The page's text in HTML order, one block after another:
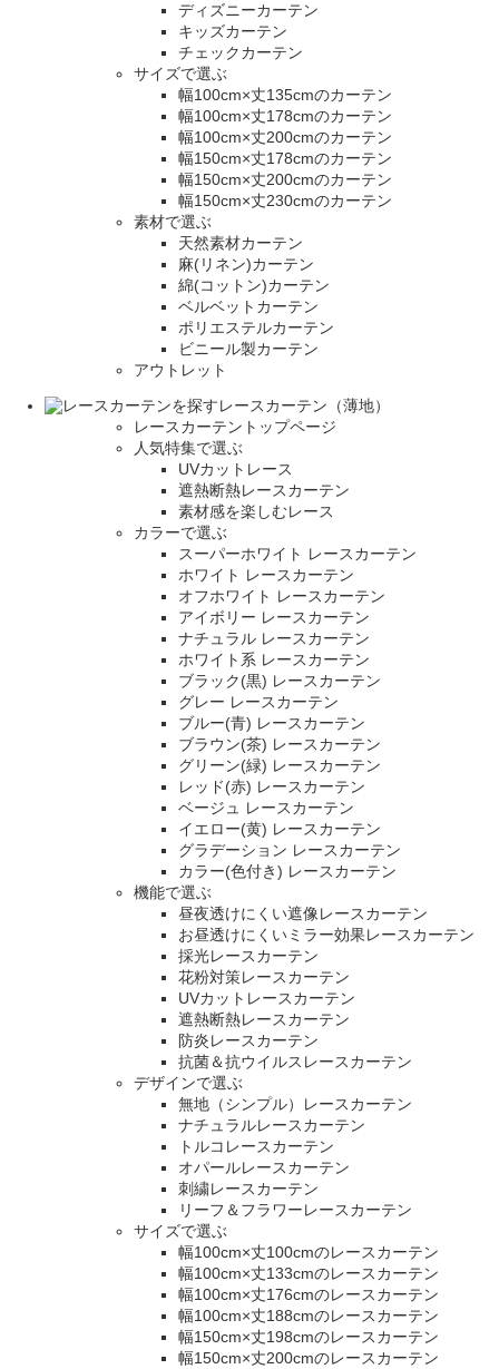
ディズニーカーテン
キッズカーテン
チェックカーテン
サイズで選ぶ
幅100cm×丈135cmのカーテン
幅100cm×丈178cmのカーテン
幅100cm×丈200cmのカーテン
幅150cm×丈178cmのカーテン
幅150cm×丈200cmのカーテン
幅150cm×丈230cmのカーテン
素材で選ぶ
天然素材カーテン
麻(リネン)カーテン
綿(コットン)カーテン
ベルベットカーテン
ポリエステルカーテン
ビニール製カーテン
アウトレット
レースカーテン（薄地）
レースカーテントップページ
人気特集で選ぶ
UVカットレース
遮熱断熱レースカーテン
素材感を楽しむレース
カラーで選ぶ
スーパーホワイト レースカーテン
ホワイト レースカーテン
オフホワイト レースカーテン
アイボリー レースカーテン
ナチュラル レースカーテン
ホワイト系 レースカーテン
ブラック(黒) レースカーテン
グレー レースカーテン
ブルー(青) レースカーテン
ブラウン(茶) レースカーテン
グリーン(緑) レースカーテン
レッド(赤) レースカーテン
ベージュ レースカーテン
イエロー(黄) レースカーテン
グラデーション レースカーテン
カラー(色付き) レースカーテン
機能で選ぶ
昼夜透けにくい遮像レースカーテン
お昼透けにくいミラー効果レースカーテン
採光レースカーテン
花粉対策レースカーテン
UVカットレースカーテン
遮熱断熱レースカーテン
防炎レースカーテン
抗菌＆抗ウイルスレースカーテン
デザインで選ぶ
無地（シンプル）レースカーテン
ナチュラルレースカーテン
トルコレースカーテン
オパールレースカーテン
刺繍レースカーテン
リーフ＆フラワーレースカーテン
サイズで選ぶ
幅100cm×丈100cmのレースカーテン
幅100cm×丈133cmのレースカーテン
幅100cm×丈176cmのレースカーテン
幅100cm×丈188cmのレースカーテン
幅150cm×丈198cmのレースカーテン
幅150cm×丈200cmのレースカーテン